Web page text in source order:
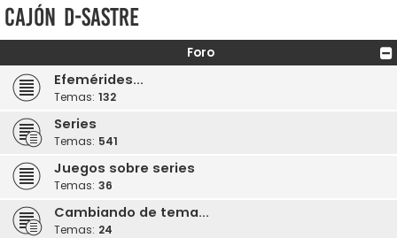
Cajón D-sastre
Foro
Efemérides...
Temas: 132
Series
Temas: 541
Juegos sobre series
Temas: 36
Cambiando de tema...
Temas: 24